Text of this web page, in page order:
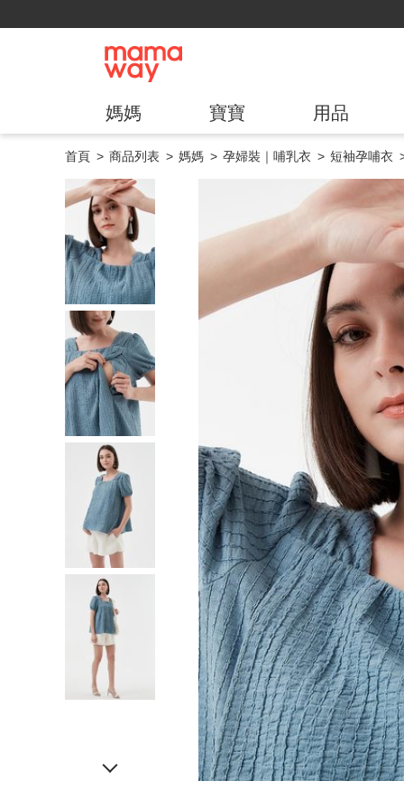
媽媽 寶寶 用品
首頁 商品列表 媽媽 孕婦裝｜哺乳衣 短袖孕哺衣